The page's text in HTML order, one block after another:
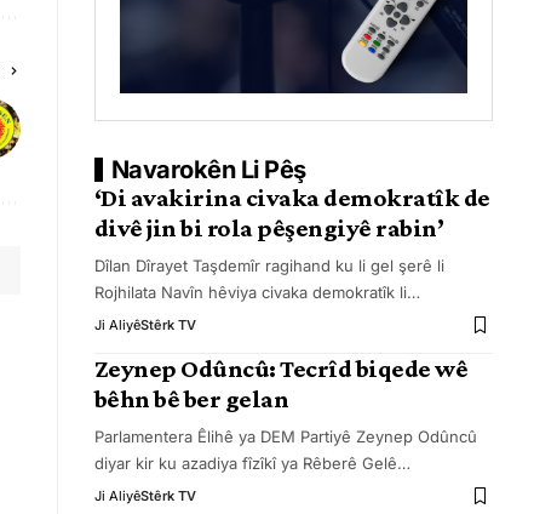
Navarokên Li Pêş
‘Di avakirina civaka demokratîk de
divê jin bi rola pêşengiyê rabin’
Dîlan Dîrayet Taşdemîr ragihand ku li gel şerê li
Rojhilata Navîn hêviya civaka demokratîk li…
Ji AliyêStêrk TV
Zeynep Odûncû: Tecrîd biqede wê
bêhn bê ber gelan
Parlamentera Êlihê ya DEM Partiyê Zeynep Odûncû
diyar kir ku azadiya fîzîkî ya Rêberê Gelê…
Ji AliyêStêrk TV